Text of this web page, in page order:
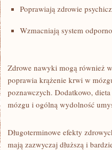
Poprawiają zdrowie
Wzmacniają system⁣
Zdrowe nawyki mogą również
poprawia krążenie krwi ⁤w
poznawczych. Dodatkowo,
mózgu i ogólną wydolność
Długoterminowe efekty
mają zazwyczaj dłuższą i